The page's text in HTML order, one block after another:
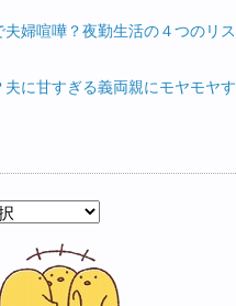
婦喧嘩？夜勤生活の４つのリス
に甘すぎる義両親にモヤモヤす